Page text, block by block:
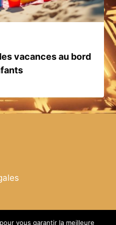
vacances au bord
vous garantir la meilleure